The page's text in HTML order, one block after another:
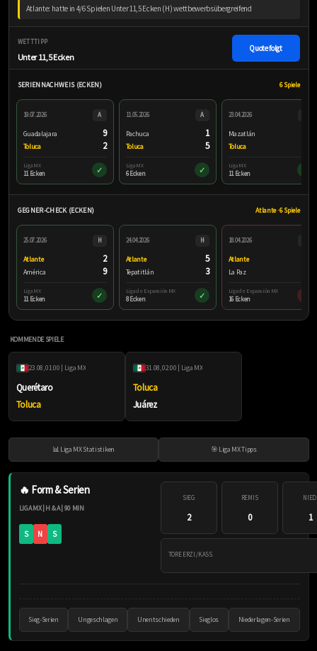
Atlante: hatte in 4/6 Spielen Unter 11,5 Ecken (H) wettbewerbsübergreifend
WETTTIPP
Unter 11,5 Ecken
Quote folgt
SERIENNACHWEIS (ECKEN) 6 Spiele
19.07.2026 A
Guadalajara 9
Toluca 2
Liga MX
11 Ecken ✓
11.05.2026 A
Pachuca 1
Toluca 5
Liga MX
6 Ecken ✓
23.04.2026
Mazatlán
Toluca
Liga MX
11 Ecken
GEGNER-CHECK (ECKEN) Atlante · 6 Spiele
25.07.2026 H
Atlante 2
América 9
Liga MX
11 Ecken ✓
24.04.2026 H
Atlante 5
Tepatitlán 3
Liga de Expansión MX
8 Ecken ✓
18.04.2026
Atlante
La Paz
Liga de Expansión MX
16 Ecken
KOMMENDE SPIELE
23.08, 01:00 | Liga MX
Querétaro
Toluca
31.08, 02:00 | Liga MX
Toluca
Juárez
📊 Liga MX Statistiken 🎯 Liga MX Tipps
🔥 Form & Serien
LIGA MX | H & A | 90 MIN
S N S
SIEG
2
REMIS
0
NIED.
1
TORE ERZI./KASS.
Sieg-Serien Ungeschlagen Unentschieden Sieglos Niederlagen-Serien